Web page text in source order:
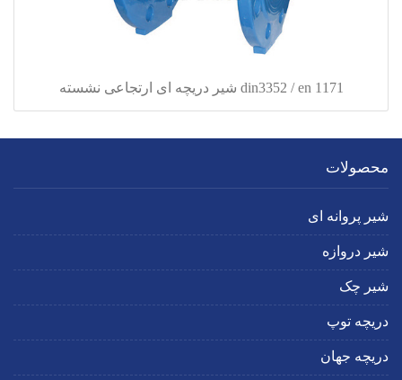
din3352 / en 1171 شیر دریچه ای ارتجاعی نشسته
محصولات
شیر پروانه ای
شیر دروازه
شیر چک
دریچه توپ
دریچه جهان